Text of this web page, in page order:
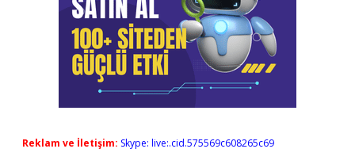
Reklam ve İletişim: Skype: live:.cid.575569c608265c69